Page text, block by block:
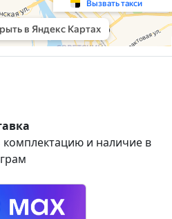
комплектацию и наличие в